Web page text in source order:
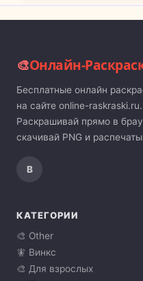
🎨Онлайн-
Бесплатные онлайн
на сайте online-raskraski.ru.
Раскрашивай прямо в
скачивай PNG и
В
КАТЕГОРИИ
🎨 Other
🧚 Винкс
🎨 Для взрослых